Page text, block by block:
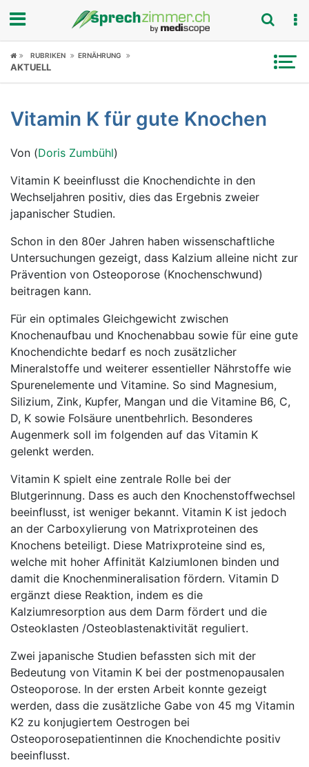
Fokus
Symptome
Untersuchungen
News
Ratgeber
Rubriken
RUBRIKEN ERNÄHRUNG
AKTUELL
Vitamin K für gute Knochen
Von (Doris Zumbühl)
Vitamin K beeinflusst die Knochendichte in den
Wechseljahren positiv, dies das Ergebnis zweier
japanischer Studien.
Schon in den 80er Jahren haben wissenschaftliche
Untersuchungen gezeigt, dass Kalzium alleine nicht zur
Prävention von Osteoporose (Knochenschwund)
beitragen kann.
Für ein optimales Gleichgewicht zwischen
Knochenaufbau und Knochenabbau sowie für eine gute
Knochendichte bedarf es noch zusätzlicher
Mineralstoffe und weiterer essentieller Nährstoffe wie
Spurenelemente und Vitamine. So sind Magnesium,
Silizium, Zink, Kupfer, Mangan und die Vitamine B6, C,
D, K sowie Folsäure unentbehrlich. Besonderes
Augenmerk soll im folgenden auf das Vitamin K
gelenkt werden.
Vitamin K spielt eine zentrale Rolle bei der
Blutgerinnung. Dass es auch den Knochenstoffwechsel
beeinflusst, ist weniger bekannt. Vitamin K ist jedoch
an der Carboxylierung von Matrixproteinen des
Knochens beteiligt. Diese Matrixproteine sind es,
welche mit hoher Affinität KalziumIonen binden und
damit die Knochenmineralisation fördern. Vitamin D
ergänzt diese Reaktion, indem es die
Kalziumresorption aus dem Darm fördert und die
Osteoklasten /Osteoblastenaktivität reguliert.
Zwei japanische Studien befassten sich mit der
Bedeutung von Vitamin K bei der postmenopausalen
Osteoporose. In der ersten Arbeit konnte gezeigt
werden, dass die zusätzliche Gabe von 45 mg Vitamin
K2 zu konjugiertem Oestrogen bei
Osteoporosepatientinnen die Knochendichte positiv
beeinflusst.